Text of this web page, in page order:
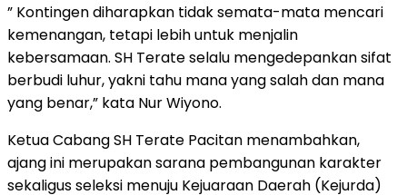
” Kontingen diharapkan tidak semata-mata mencari
kemenangan, tetapi lebih untuk menjalin
kebersamaan. SH Terate selalu mengedepankan sifat
berbudi luhur, yakni tahu mana yang salah dan mana
yang benar,” kata Nur Wiyono.
Ketua Cabang SH Terate Pacitan menambahkan,
ajang ini merupakan sarana pembangunan karakter
sekaligus seleksi menuju Kejuaraan Daerah (Kejurda)